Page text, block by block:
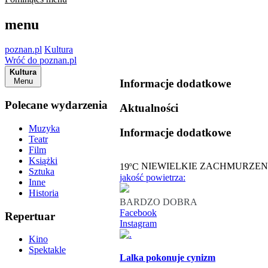
menu
poznan.pl Kultura
Wróć do poznan.pl
Kultura
Menu
Polecane wydarzenia
Muzyka
Teatr
Film
Książki
Sztuka
Inne
Historia
Repertuar
Kino
Spektakle
Informacje dodatkowe
Aktualności
Informacje dodatkowe
19oC NIEWIELKIE
jakość powietrza:
BARDZO DOBRA
Facebook
Instagram
Lalka pokonuje cynizm